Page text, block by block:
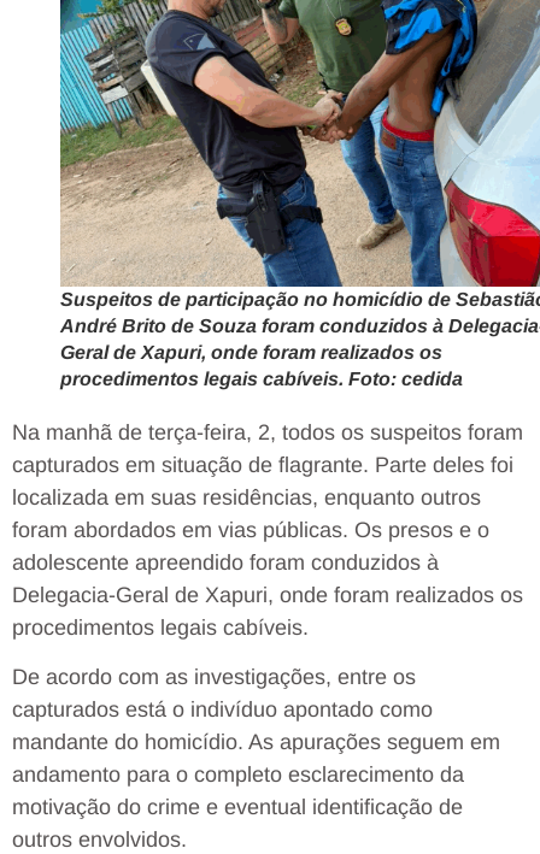
Suspeitos de participação no homicídio de
André Brito de Souza foram conduzidos à
Geral de Xapuri, onde foram realizados os
procedimentos legais cabíveis. Foto: cedida
Na manhã de terça-feira, 2, todos os suspeitos foram
capturados em situação de flagrante. Parte deles foi
localizada em suas residências, enquanto outros
foram abordados em vias públicas. Os presos e o
adolescente apreendido foram conduzidos à
Delegacia-Geral de Xapuri, onde foram realizados os
procedimentos legais cabíveis.
De acordo com as investigações, entre os
capturados está o indivíduo apontado como
mandante do homicídio. As apurações seguem em
andamento para o completo esclarecimento da
motivação do crime e eventual identificação de
outros envolvidos.